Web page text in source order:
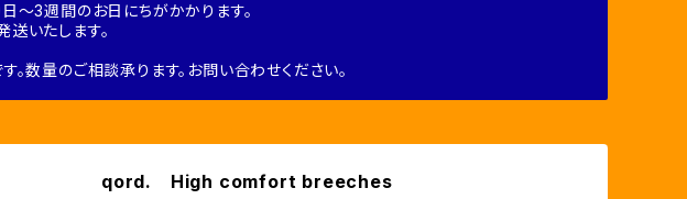
～3週間のお日にちがかかります。
いたします。
数量のご相談承ります。お問い合わせください。
qord. High comfort breeches